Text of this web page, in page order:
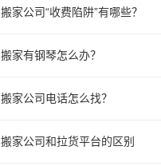
搬家公司“收费陷阱”有哪些？
搬家有钢琴怎么办？
搬家公司电话怎么找？
搬家公司和拉货平台的区别